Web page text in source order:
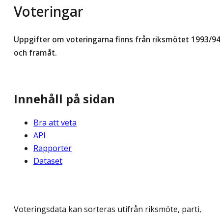
Voteringar
Uppgifter om voteringarna finns från riksmötet 1993/94
och framåt.
Innehåll på sidan
Bra att veta
API
Rapporter
Dataset
Voteringsdata kan sorteras utifrån riksmöte, parti,